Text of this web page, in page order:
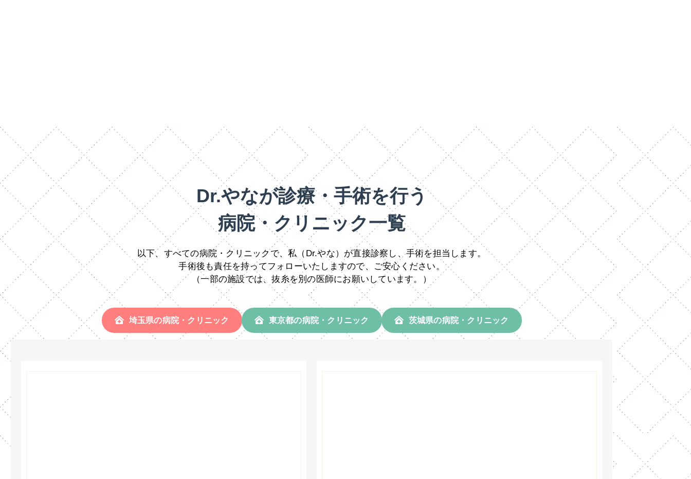
Dr.やなが診療・手術を行う
病院・クリニック一覧
以下、すべての病院・クリニックで、私（Dr.やな）が直接診察し、手術を担当します。
手術後も責任を持ってフォローいたしますので、ご安心ください。
（一部の施設では、抜糸を別の医師にお願いしています。）
埼玉県の病院・クリニック 東京都の病院・クリニック 茨城県の病院・クリニック